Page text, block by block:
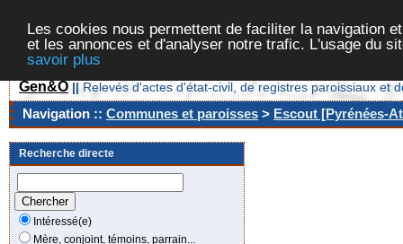
Les cookies nous permettent de faciliter la navigation
et les annonces et d'analyser notre trafic. L'usage du
savoir plus
Gen&O || Relevés d'actes d'état-civil, de registres paroissiaux et
Navigation :: Communes et paroisses > Escout [Pyrénées-
Recherche directe
Intéressé(e)
Mère, conjoint, témoins, parrain...